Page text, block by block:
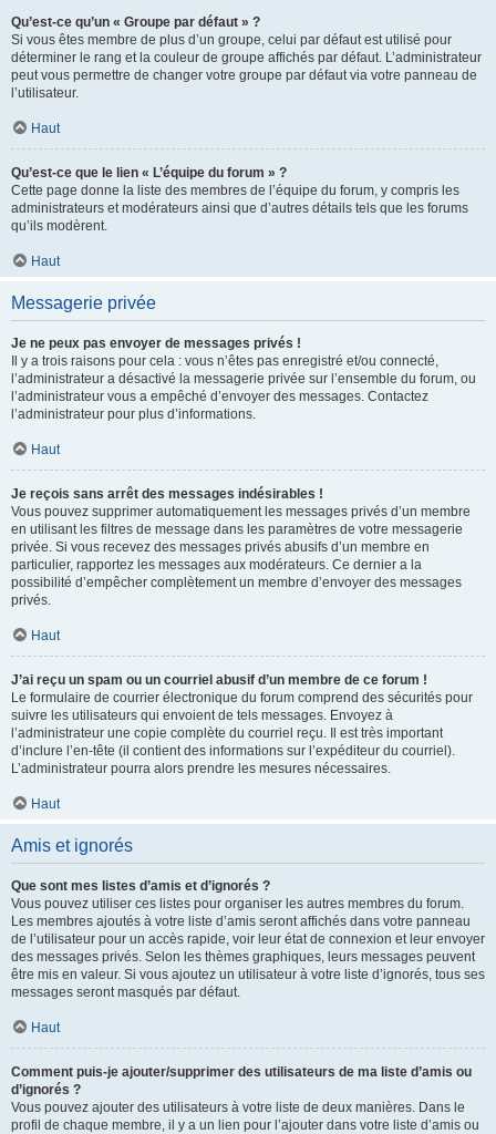
Qu’est-ce qu’un « Groupe par défaut » ?
Si vous êtes membre de plus d’un groupe, celui par défaut est utilisé pour
déterminer le rang et la couleur de groupe affichés par défaut. L’administrateur
peut vous permettre de changer votre groupe par défaut via votre panneau de
l’utilisateur.
Haut
Qu’est-ce que le lien « L’équipe du forum » ?
Cette page donne la liste des membres de l’équipe du forum, y compris les
administrateurs et modérateurs ainsi que d’autres détails tels que les forums
qu’ils modèrent.
Haut
Messagerie privée
Je ne peux pas envoyer de messages privés !
Il y a trois raisons pour cela : vous n’êtes pas enregistré et/ou connecté,
l’administrateur a désactivé la messagerie privée sur l’ensemble du forum, ou
l’administrateur vous a empêché d’envoyer des messages. Contactez
l’administrateur pour plus d’informations.
Haut
Je reçois sans arrêt des messages indésirables !
Vous pouvez supprimer automatiquement les messages privés d’un membre
en utilisant les filtres de message dans les paramètres de votre messagerie
privée. Si vous recevez des messages privés abusifs d’un membre en
particulier, rapportez les messages aux modérateurs. Ce dernier a la
possibilité d’empêcher complètement un membre d’envoyer des messages
privés.
Haut
J’ai reçu un spam ou un courriel abusif d’un membre de ce forum !
Le formulaire de courrier électronique du forum comprend des sécurités pour
suivre les utilisateurs qui envoient de tels messages. Envoyez à
l’administrateur une copie complète du courriel reçu. Il est très important
d’inclure l’en-tête (il contient des informations sur l’expéditeur du courriel).
L’administrateur pourra alors prendre les mesures nécessaires.
Haut
Amis et ignorés
Que sont mes listes d’amis et d’ignorés ?
Vous pouvez utiliser ces listes pour organiser les autres membres du forum.
Les membres ajoutés à votre liste d’amis seront affichés dans votre panneau
de l’utilisateur pour un accès rapide, voir leur état de connexion et leur envoyer
des messages privés. Selon les thèmes graphiques, leurs messages peuvent
être mis en valeur. Si vous ajoutez un utilisateur à votre liste d’ignorés, tous ses
messages seront masqués par défaut.
Haut
Comment puis-je ajouter/supprimer des utilisateurs de ma liste d’amis ou
d’ignorés ?
Vous pouvez ajouter des utilisateurs à votre liste de deux manières. Dans le
profil de chaque membre, il y a un lien pour l’ajouter dans votre liste d’amis ou